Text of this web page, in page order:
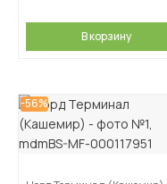
В корзину
-56%